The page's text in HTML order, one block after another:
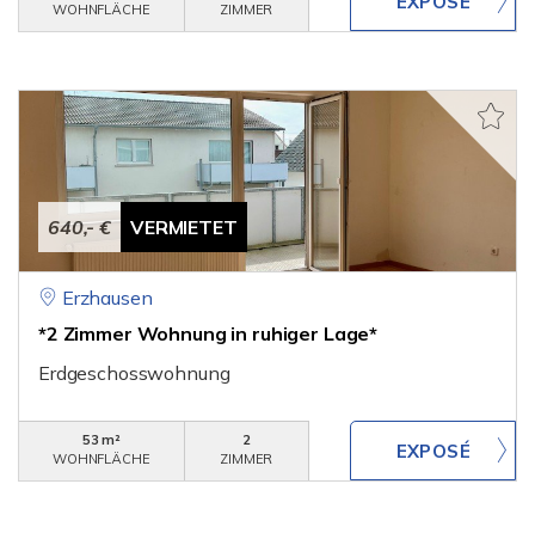
WOHNFLÄCHE
ZIMMER
640,- € VERMIETET
Erzhausen
*2 Zimmer Wohnung in ruhiger Lage*
Erdgeschosswohnung
53 m²
WOHNFLÄCHE
2
ZIMMER